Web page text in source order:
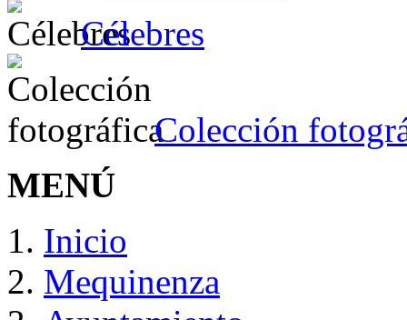
Célebres
Colección
MENÚ
Inicio
Mequinenza